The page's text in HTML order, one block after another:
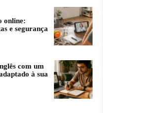
online:
e segurança
com um
à sua